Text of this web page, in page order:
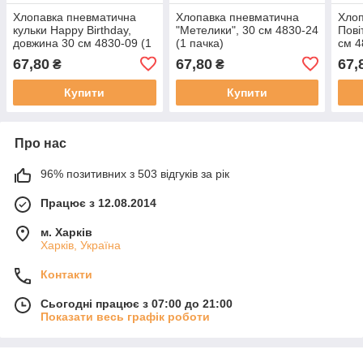
Хлопавка пневматична
кульки Happy Birthday,
довжина 30 см 4830-09 (1
67,80 ₴
Купити
Хлопавка пневматична
"Метелики", 30 см 4830-24
(1 пачка)
67,80₴
Купити
см
Про нас
96% позитивних з 503 відгуків за рік
Працює з 12.08.2014
м. Харків
Харків, Україна
Контакти
Сьогодні працює з 07:00 до 21:00
Показати весь графік роботи